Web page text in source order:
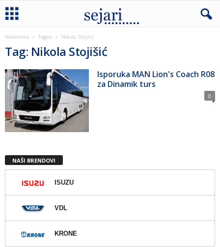
Naslovnica Tagovi Nikola Stojišić
Tag: Nikola Stojišić
Isporuka MAN Lion's Coach R08
za Dinamik turs
0
NAŠI BRENDOVI
ISUZU
VDL
KRONE